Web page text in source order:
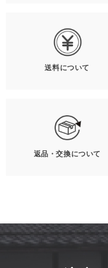
送料について
返品・交換について